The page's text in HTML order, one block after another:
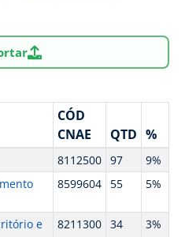
CÓD
CNAE
QTD %
8112500 97
9%
8599604 55 5%
e
8211300 34 3%